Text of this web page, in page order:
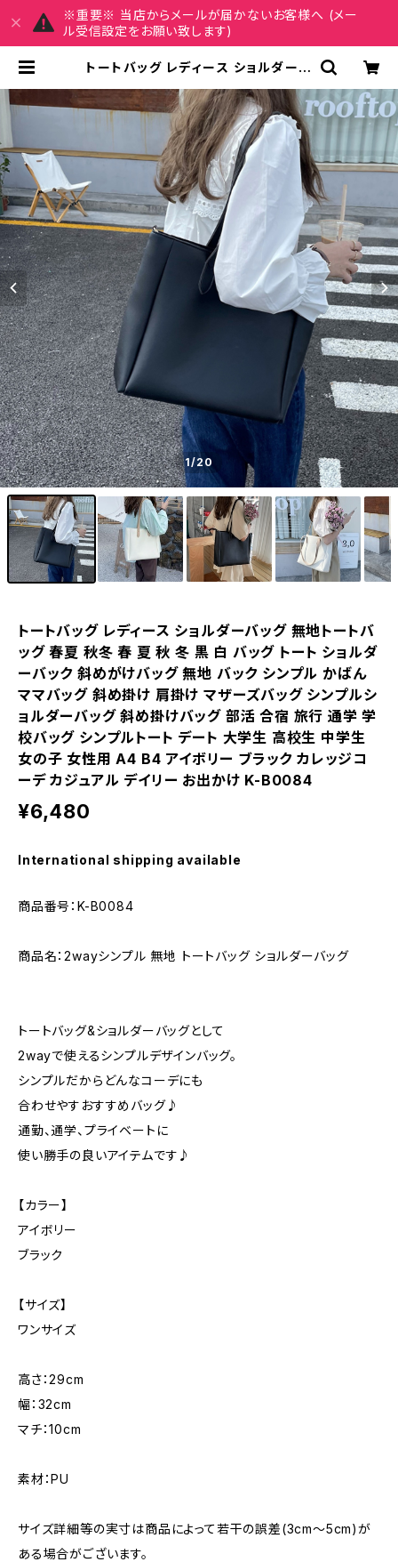
※重要※ 当店からメールが届かないお客様へ (メー
ル受信設定をお願い致します)
トートバッグ レディース ショルダーバ
夏 秋 冬 黒 白 バッグ トート ショルダ
ーバック 斜めがけバッグ 無地 バック
シンプル かばん ママバッグ 斜め掛け
肩掛け マザーズバッグ シンプルショ
ルダーバッグ 斜め掛けバッグ 部活 合
宿 旅行 通学 学校バッグ シンプルト
ート デート 大学生 高校生 中学生 女
の子 女性用 A4 B4 アイボリー ブラ
ック カレッジコーデ カジュアル デイ
リー お出かけ K-B0084 | REIRSE
レイルセ 20代,30代,40代 レディー
スファッション 通販
1/20
トートバッグ レディース ショルダーバッグ 無地トートバ
ッグ 春夏 秋冬 春 夏 秋 冬 黒 白 バッグ トート ショルダ
ーバック 斜めがけバッグ 無地 バック シンプル かばん
ママバッグ 斜め掛け 肩掛け マザーズバッグ シンプルシ
ョルダーバッグ 斜め掛けバッグ 部活 合宿 旅行 通学 学
校バッグ シンプルトート デート 大学生 高校生 中学生
女の子 女性用 A4 B4 アイボリー ブラック カレッジコ
ーデ カジュアル デイリー お出かけ K-B0084
¥6,480
International shipping available
商品番号：K-B0084
商品名：2wayシンプル 無地 トートバッグ ショルダーバッグ
トートバッグ&ショルダーバッグとして
2wayで使えるシンプルデザインバッグ。
シンプルだからどんなコーデにも
合わせやすおすすめバッグ♪
通勤、通学、プライベートに
使い勝手の良いアイテムです♪
【カラー】
アイボリー
ブラック
【サイズ】
ワンサイズ
高さ：29cm
幅：32cm
マチ：10cm
素材：PU
サイズ詳細等の実寸は商品によって若干の誤差(3cm〜5cm)が
ある場合がございます。